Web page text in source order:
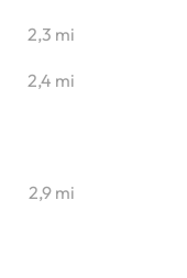
2,3 mi
2,4 mi
2,9 mi